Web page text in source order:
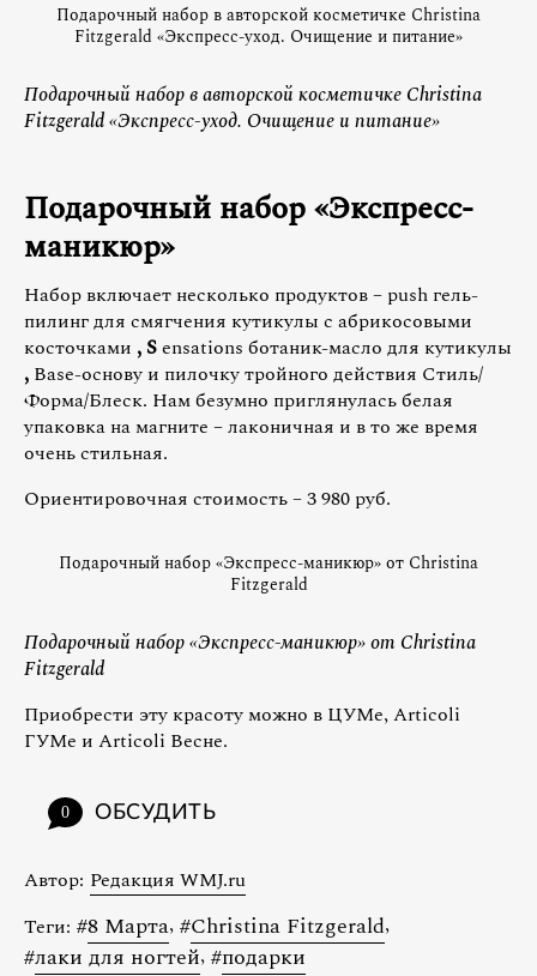
Подарочный набор в авторской косметичке Christina
Fitzgerald «Экспресс-уход. Очищение и питание»
Подарочный набор в авторской косметичке Christina
Fitzgerald «Экспресс-уход. Очищение и питание»
Подарочный набор «Экспресс-
маникюр»
Набор включает несколько продуктов – push гель-
пилинг для смягчения кутикулы с абрикосовыми
косточками , Sensations ботаник-масло для кутикулы
, Base-основу и пилочку тройного действия Стиль/
Форма/Блеск. Нам безумно приглянулась белая
упаковка на магните – лаконичная и в то же время
очень стильная.
Ориентировочная стоимость – 3 980 руб.
Подарочный набор «Экспресс-маникюр» от Christina
Fitzgerald
Подарочный набор «Экспресс-маникюр» от Christina
Fitzgerald
Приобрести эту красоту можно в ЦУМе, Articoli
ГУМе и Articoli Весне.
0 ОБСУДИТЬ
Автор: Редакция WMJ.ru
Теги: #8 Марта, #Christina Fitzgerald,
#лаки для ногтей, #подарки